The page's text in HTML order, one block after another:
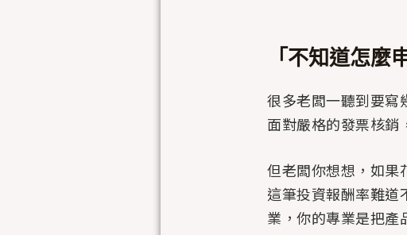
「不知道怎
很多老闆一聽到要寫
面對嚴格的發票核銷
但老闆你想想，如果
這筆投資報酬率難道
業，你的專業是把產